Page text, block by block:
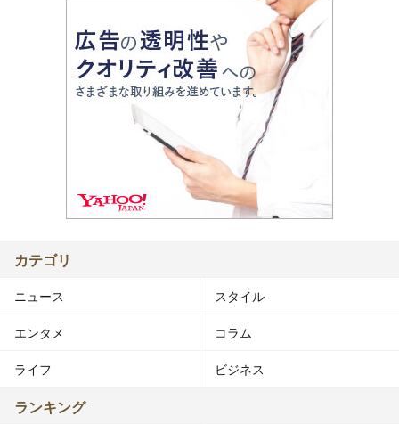
カテゴリ
ニュース スタイル
エンタメ コラム
ライフ ビジネス
ランキング